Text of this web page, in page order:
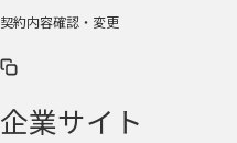
契約内容確認・変更
企業サイト